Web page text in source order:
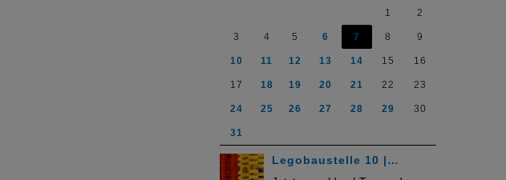
1 2
3 4 5 6 7 8 9
10 11 12 13 14 15 16
17 18 19 20 21 22 23
24 25 26 27 28 29 30
31
Legobaustelle 10 |…